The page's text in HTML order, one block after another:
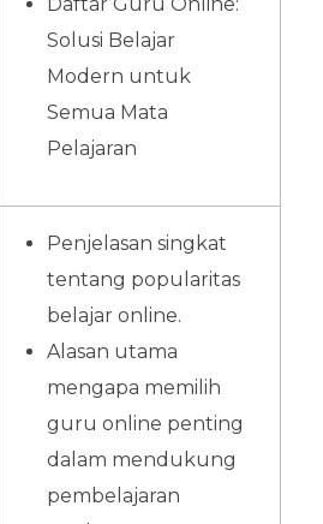
Solusi Belajar
Modern untuk
Semua Mata
Pelajaran
Penjelasan singkat
tentang popularitas
belajar online.
Alasan utama
mengapa memilih
guru online penting
dalam mendukung
pembelajaran